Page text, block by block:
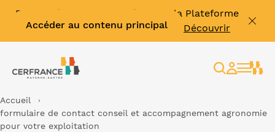
Accéder au contenu principal
Facture électronique : découvrir la Plateforme
Agréée Effinum & vous former ➡️ Découvrir
Rechercher
Espace
Accueil
formulaire de contact conseil et accompagnement agronomie
pour votre exploitation